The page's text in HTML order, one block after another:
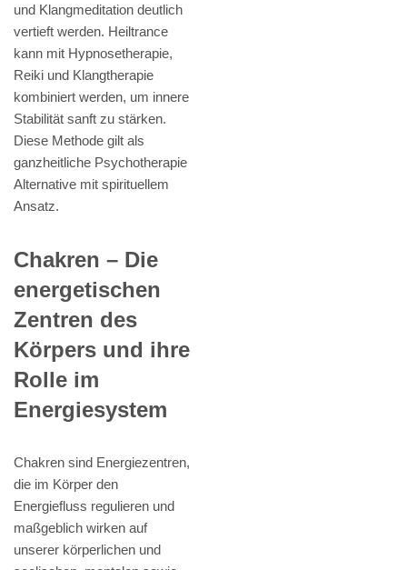
und Klangmeditation deutlich
vertieft werden. Heiltrance
kann mit Hypnosetherapie,
Reiki und Klangtherapie
kombiniert werden, um innere
Stabilität sanft zu stärken.
Diese Methode gilt als
ganzheitliche Psychotherapie
Alternative mit spirituellem
Ansatz.
Chakren – Die
energetischen
Zentren des
Körpers und ihre
Rolle im
Energiesystem
Chakren sind Energiezentren,
die im Körper den
Energiefluss regulieren und
maßgeblich wirken auf
unserer körperlichen und